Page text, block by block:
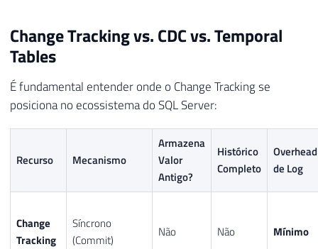
Change Tracking vs. CDC vs. Temporal
Tables
É fundamental entender onde o Change Tracking se
posiciona no ecossistema do SQL Server:
Recurso Mecanismo
Armazena
Valor
Antigo?
Histórico
Completo
Overhead
de Log
Change
Tracking
Síncrono
(Commit)
Não Não Mínimo